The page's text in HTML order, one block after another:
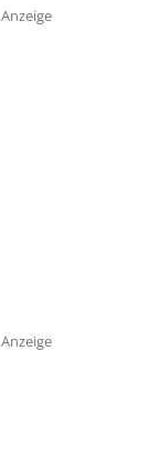
Anzeige
Anzeige